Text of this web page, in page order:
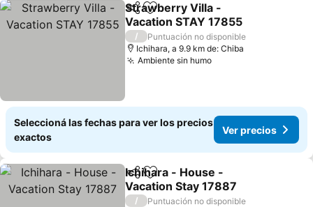
CompartirAñadir a favoritos
Strawberry Villa -
Vacation STAY 17855
/
Puntuación no disponible
Ichihara, a 9.9 km de: Chiba
Ambiente sin humo
Seleccioná las fechas para ver los precios
exactos
Ver precios
CompartirAñadir a favoritos
Ichihara - House -
Vacation Stay 17887
/
Puntuación no disponible